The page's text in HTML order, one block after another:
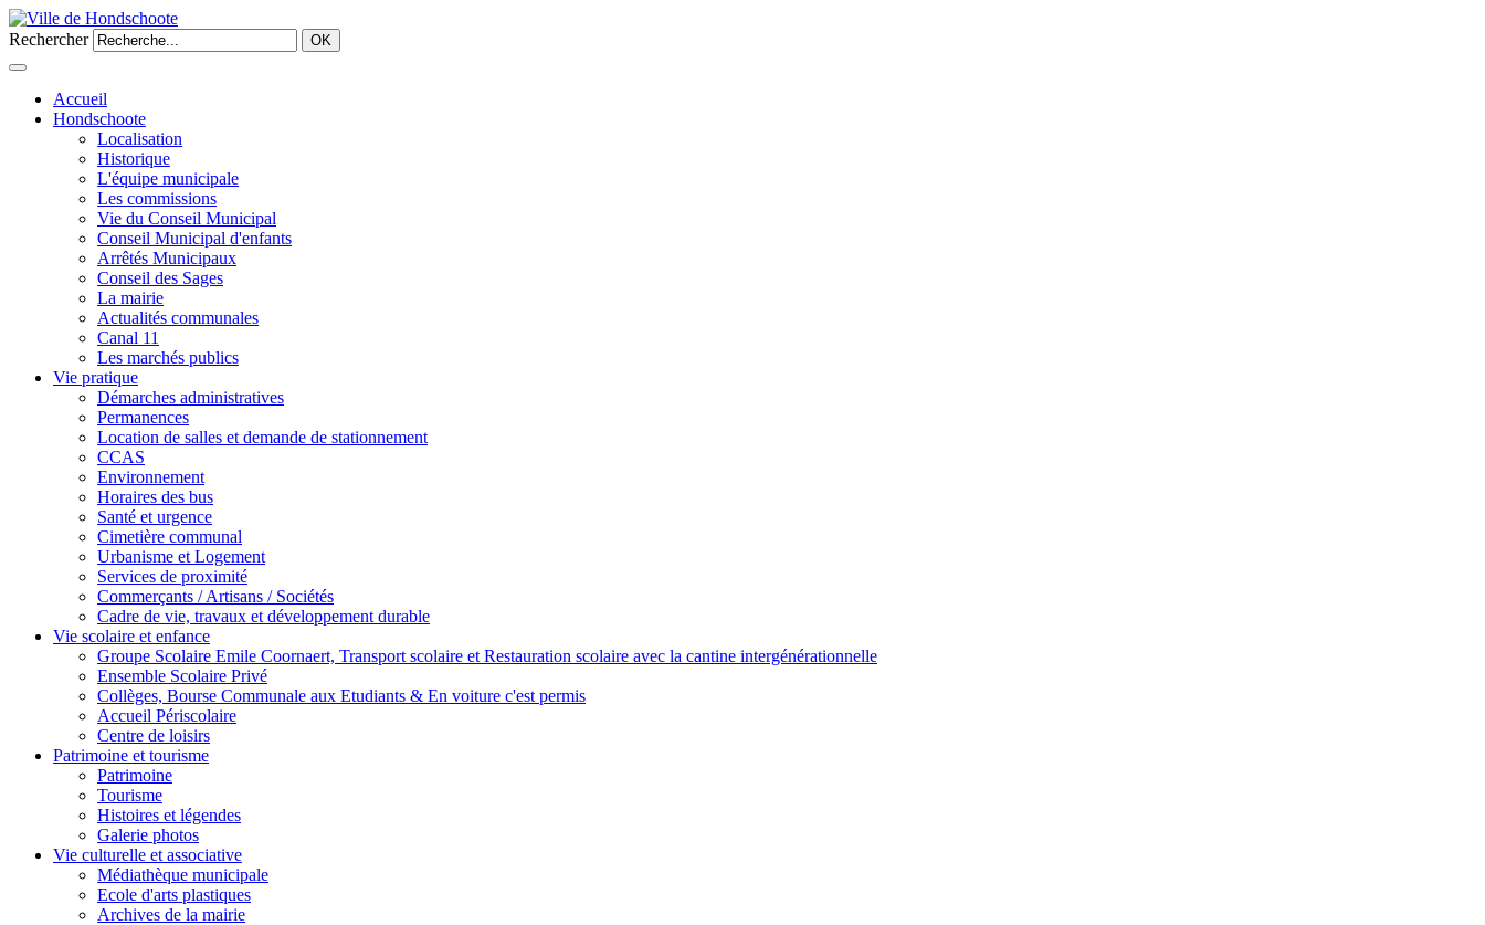
Rechercher OK
Accueil
Hondschoote
Localisation
Historique
L'équipe municipale
Les commissions
Vie du Conseil Municipal
Conseil Municipal d'enfants
Arrêtés Municipaux
Conseil des Sages
La mairie
Actualités communales
Canal 11
Les marchés publics
Vie pratique
Démarches administratives
Permanences
Location de salles et demande de stationnement
CCAS
Environnement
Horaires des bus
Santé et urgence
Cimetière communal
Urbanisme et Logement
Services de proximité
Commerçants / Artisans / Sociétés
Cadre de vie, travaux et développement durable
Vie scolaire et enfance
Groupe Scolaire Emile Coornaert, Transport scolaire et Restauration scolaire avec la cantine intergénérationnelle
Ensemble Scolaire Privé
Collèges, Bourse Communale aux Etudiants & En voiture c'est permis
Accueil Périscolaire
Centre de loisirs
Patrimoine et tourisme
Patrimoine
Tourisme
Histoires et légendes
Galerie photos
Vie culturelle et associative
Médiathèque municipale
Ecole d'arts plastiques
Archives de la mairie